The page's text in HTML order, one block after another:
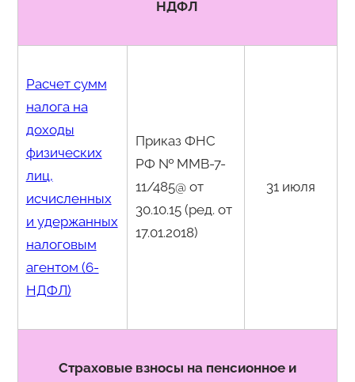
НДФЛ
Расчет сумм
налога на
доходы
физических
лиц,
исчисленных
и удержанных
налоговым
агентом (6-
НДФЛ)
Приказ ФНС
РФ № ММВ-7-
11/485@ от
30.10.15 (ред. от
17.01.2018)
31 июля
Страховые взносы на пенсионное и